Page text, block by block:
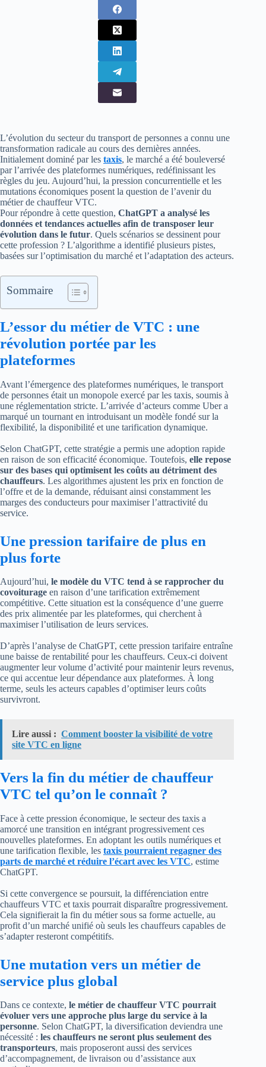
L’évolution du secteur du transport de personnes a connu une
transformation radicale au cours des dernières années.
Initialement dominé par les taxis, le marché a été bouleversé
par l’arrivée des plateformes numériques, redéfinissant les
règles du jeu. Aujourd’hui, la pression concurrentielle et les
mutations économiques posent la question de l’avenir du
métier de chauffeur VTC.
Pour répondre à cette question, ChatGPT a analysé les
données et tendances actuelles afin de transposer leur
évolution dans le futur. Quels scénarios se dessinent pour
cette profession ? L’algorithme a identifié plusieurs pistes,
basées sur l’optimisation du marché et l’adaptation des acteurs.
Sommaire
L’essor du métier de VTC : une
révolution portée par les
plateformes
Avant l’émergence des plateformes numériques, le transport
de personnes était un monopole exercé par les taxis, soumis à
une réglementation stricte. L’arrivée d’acteurs comme Uber a
marqué un tournant en introduisant un modèle fondé sur la
flexibilité, la disponibilité et une tarification dynamique.
Selon ChatGPT, cette stratégie a permis une adoption rapide
en raison de son efficacité économique. Toutefois, elle repose
sur des bases qui optimisent les coûts au détriment des
chauffeurs. Les algorithmes ajustent les prix en fonction de
l’offre et de la demande, réduisant ainsi constamment les
marges des conducteurs pour maximiser l’attractivité du
service.
Une pression tarifaire de plus en
plus forte
Aujourd’hui, le modèle du VTC tend à se rapprocher du
covoiturage en raison d’une tarification extrêmement
compétitive. Cette situation est la conséquence d’une guerre
des prix alimentée par les plateformes, qui cherchent à
maximiser l’utilisation de leurs services.
D’après l’analyse de ChatGPT, cette pression tarifaire entraîne
une baisse de rentabilité pour les chauffeurs. Ceux-ci doivent
augmenter leur volume d’activité pour maintenir leurs revenus,
ce qui accentue leur dépendance aux plateformes. À long
terme, seuls les acteurs capables d’optimiser leurs coûts
survivront.
Lire aussi : Comment booster la visibilité de votre
site VTC en ligne
Vers la fin du métier de chauffeur
VTC tel qu’on le connaît ?
Face à cette pression économique, le secteur des taxis a
amorcé une transition en intégrant progressivement ces
nouvelles plateformes. En adoptant les outils numériques et
une tarification flexible, les taxis pourraient regagner des
parts de marché et réduire l’écart avec les VTC, estime
ChatGPT.
Si cette convergence se poursuit, la différenciation entre
chauffeurs VTC et taxis pourrait disparaître progressivement.
Cela signifierait la fin du métier sous sa forme actuelle, au
profit d’un marché unifié où seuls les chauffeurs capables de
s’adapter resteront compétitifs.
Une mutation vers un métier de
service plus global
Dans ce contexte, le métier de chauffeur VTC pourrait
évoluer vers une approche plus large du service à la
personne. Selon ChatGPT, la diversification deviendra une
nécessité : les chauffeurs ne seront plus seulement des
transporteurs, mais proposeront aussi des services
d’accompagnement, de livraison ou d’assistance aux